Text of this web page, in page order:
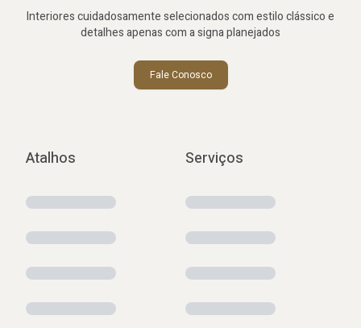
Interiores cuidadosamente selecionados com estilo clássico e
detalhes apenas com a signa planejados
Fale Conosco
Atalhos Serviços